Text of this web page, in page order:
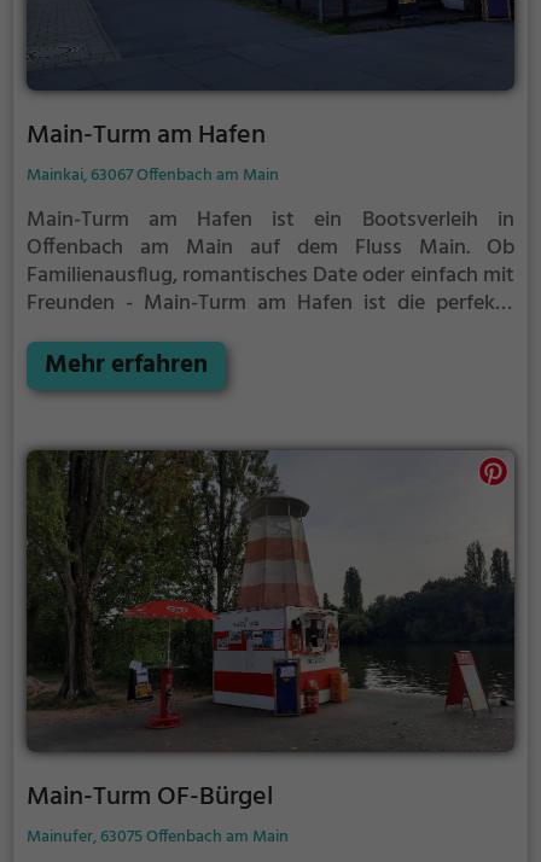
Main-Turm am Hafen
Mainkai, 63067 Offenbach am Main
Main-Turm am Hafen ist ein Bootsverleih in
Offenbach am Main auf dem Fluss Main. Ob
Familienausflug, romantisches Date oder einfach mit
Freunden - Main-Turm am Hafen ist die perfekte
sowohl Naturfreunde als auch Sportbegeisterte und
echte Wasserratten auf ihre Kosten.
Mehr erfahren
Main-Turm OF-Bürgel
Mainufer, 63075 Offenbach am Main